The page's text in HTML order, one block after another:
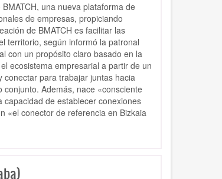
una nueva plataforma de
de empresas, propiciando
de BMATCH es facilitar las
territorio, según informó la patronal
con un propósito claro basado en la
ecosistema empresarial a partir de un
para trabajar juntas hacia
Además, nace «consciente
de establecer conexiones
«el conector de referencia en Bizkaia